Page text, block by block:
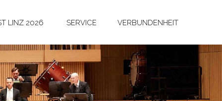
LINZ 2026 SERVICE VERBUNDENHEIT